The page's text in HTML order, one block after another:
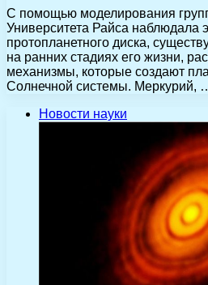
С помощью моделирования
Университета Райса наблюдала
протопланетного диска,
на ранних стадиях его жизни,
механизмы, которые создают
Солнечной системы. Меркурий,
Новости науки